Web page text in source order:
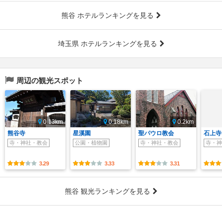
熊谷 ホテルランキングを見る
埼玉県 ホテルランキングを見る
周辺の観光スポット
0.13km
熊谷寺
寺・神社・教会
3.29
0.18km
星溪園
公園・植物園
3.33
0.2km
聖パウロ教会
寺・神社・教会
3.31
石上寺
寺・
熊谷 観光ランキングを見る